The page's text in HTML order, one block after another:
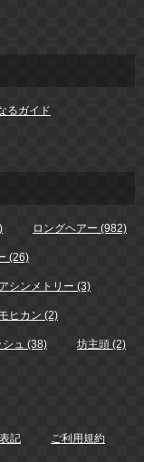
るガイド
ロングヘアー (982)
(26)
アシンメトリー (3)
ヒカン (2)
シュ (38) 坊主頭 (2)
記 ご利用規約